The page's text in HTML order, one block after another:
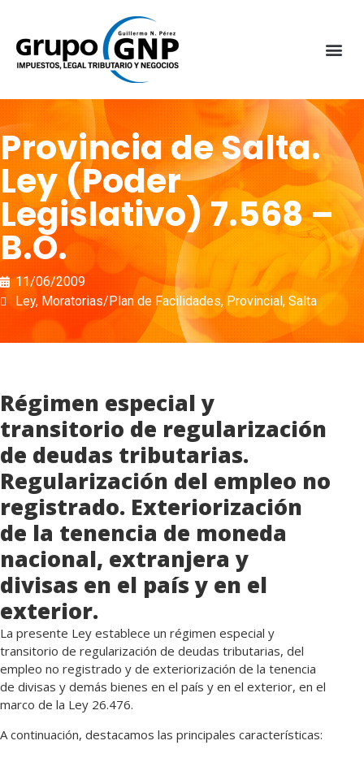
Provincia de Salta.
Ley (Poder
Legislativo) 7.568 –
B.O.
11/06/2009
Ley, Moratorias/Plan de Facilidades, Provincial, Salta
Régimen especial y
transitorio de regularización
de deudas tributarias.
Regularización del empleo no
registrado. Exteriorización
de la tenencia de moneda
nacional, extranjera y
divisas en el país y en el
exterior.
La presente Ley establece un régimen especial y
transitorio de regularización de deudas tributarias, del
empleo no registrado y de exteriorización de la tenencia
de divisas y demás bienes en el país y en el exterior, en el
marco de la Ley 26.476.
A continuación, destacamos las principales características: